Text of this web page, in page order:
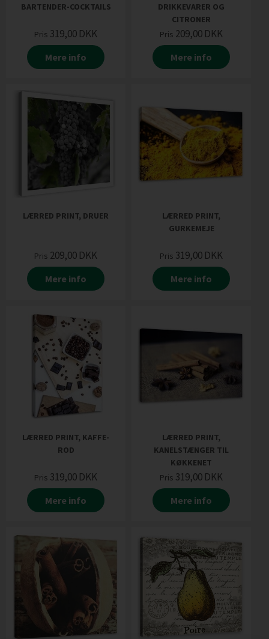
BARTENDER-COCKTAILS
Pris 319,00 DKK
Mere info
DRIKKEVARER OG
CITRONER
Pris 209,00 DKK
Mere info
LÆRRED PRINT, DRUER
Pris 209,00 DKK
Mere info
LÆRRED PRINT,
GURKEMEJE
Pris 319,00 DKK
Mere info
LÆRRED PRINT, KAFFE-
ROD
Pris 319,00 DKK
Mere info
LÆRRED PRINT,
KANELSTÆNGER TIL
KØKKENET
Pris 319,00 DKK
Mere info